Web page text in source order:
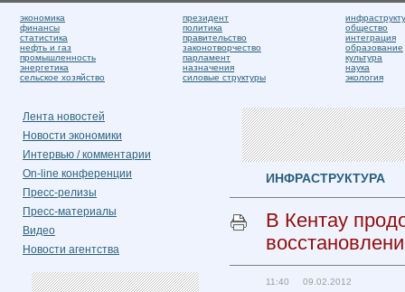
экономика
финансы
статистика
нефть и газ
промышленность
энергетика
сельское хозяйство
президент
политика
правительство
законотворчество
парламент
назначения
силовые структуры
общество
интеграция
образование
культура
наука
экология
Лента новостей
Новости экономики
Интервью / комментарии
On-line конференции
Пресс-релизы
Пресс-материалы
Видео
Новости агентства
ИНФРАСТРУКТУРА
В Кентау
11:40 09.02.2012